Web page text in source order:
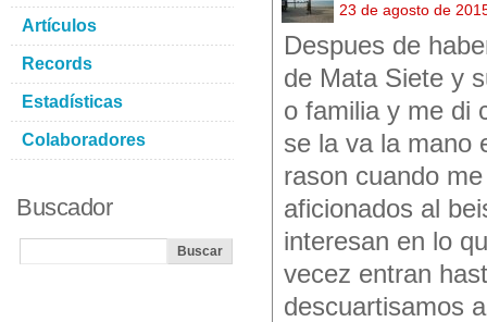
23 de agosto de
Despues de
de Mata Siete y
o familia y me di
se la va la mano
rason cuando
aficionados al
interesan en lo
vecez entran
descuartisamos
Artículos
Records
Estadísticas
Colaboradores
Buscador